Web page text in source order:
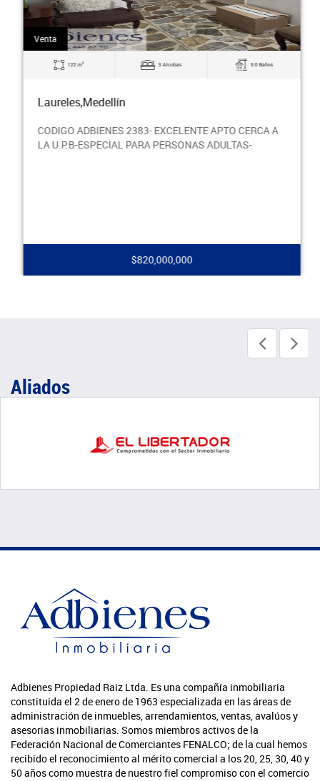
Venta
122 m2 3 Alcobas 3.0 Baños
Laureles,Medellín
CODIGO ADBIENES 2383- EXCELENTE APTO CERCA A
LA U.P.B-ESPECIAL PARA PERSONAS ADULTAS-
$820,000,000
Aliados
Adbienes Propiedad Raiz Ltda. Es una compañía inmobiliaria
constituida el 2 de enero de 1963 especializada en las áreas de
administración de inmuebles, arrendamientos, ventas, avalúos y
asesorias inmobiliarias. Somos miembros activos de la
Federación Nacional de Comerciantes FENALCO; de la cual hemos
recibido el reconocimiento al mérito comercial a los 20, 25, 30, 40 y
50 años como muestra de nuestro fiel compromiso con el comercio